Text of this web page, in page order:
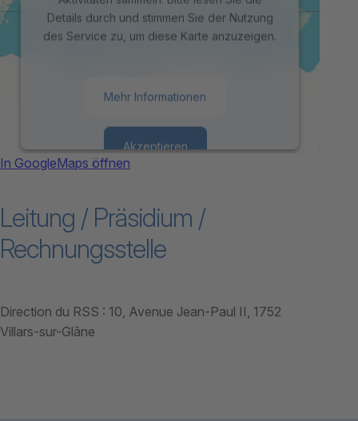
Details durch und stimmen Sie der Nutzung
des Service zu, um diese Karte anzuzeigen.
Mehr Informationen
Akzeptieren
Management Platform
In GoogleMaps öffnen
Leitung / Präsidium /
Rechnungsstelle
Direction du RSS : 10, Avenue Jean-Paul II, 1752
Villars-sur-Glâne